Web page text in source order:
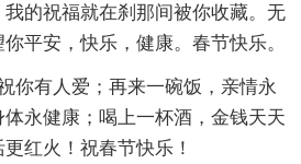
的祝福就在刹那间被你收藏。无
平安，快乐，健康。春节快乐。
你有人爱；再来一碗饭，亲情永
永健康；喝上一杯酒，金钱天天
红火！祝春节快乐！